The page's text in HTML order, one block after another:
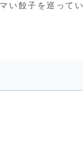
い餃子を巡ってい